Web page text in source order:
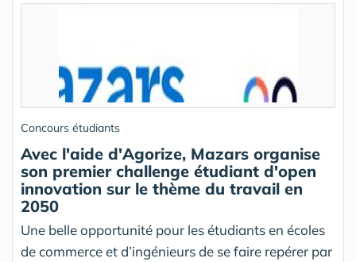
Concours étudiants
Avec l'aide d'Agorize, Mazars organise
son premier challenge étudiant d'open
innovation sur le thème du travail en
2050
Une belle opportunité pour les étudiants en écoles
de commerce et d’ingénieurs de se faire repérer par